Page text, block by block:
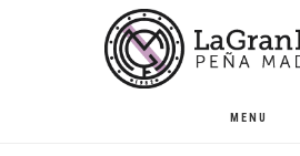
MENU